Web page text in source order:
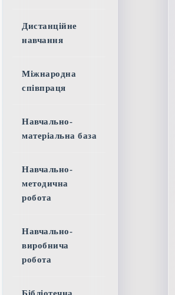
Дистанційне
навчання
Міжнародна
співпраця
Навчально-
матеріальна база
Навчально-
методична
робота
Навчально-
виробнича
робота